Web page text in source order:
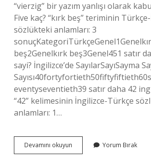
“vierzig” bir yazım yanlışı olarak
Five kaç? “kırk beş” teriminin
sözlükteki anlamları: 3
beş2Genelkırk beş3Genel451 satır
sayi? İngilizce’de SayılarSayıSayma
eventyseventieth39 satır daha 42
“42” kelimesinin İngilizce-Türkçe
anlamları: 1…
Devamını okuyun
Ne
Yorum Bırak